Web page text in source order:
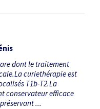
dont le traitement
curiethérapie est
T1b-T2.La
conservateur efficace
...